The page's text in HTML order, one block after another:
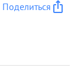
Поделиться